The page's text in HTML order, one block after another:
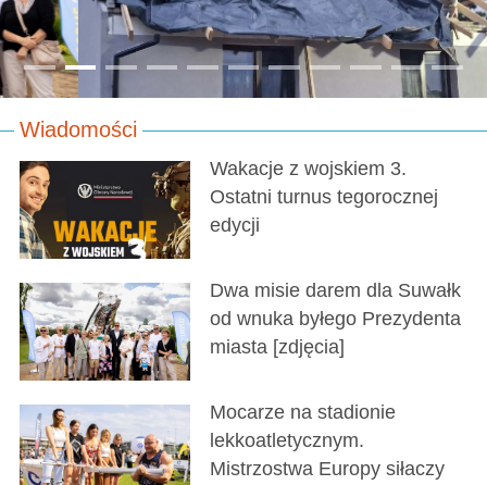
Wiadomości
Wakacje z wojskiem 3.
Ostatni turnus tegorocznej
edycji
Dwa misie darem dla Suwałk
od wnuka byłego Prezydenta
miasta [zdjęcia]
Mocarze na stadionie
lekkoatletycznym.
Mistrzostwa Europy siłaczy